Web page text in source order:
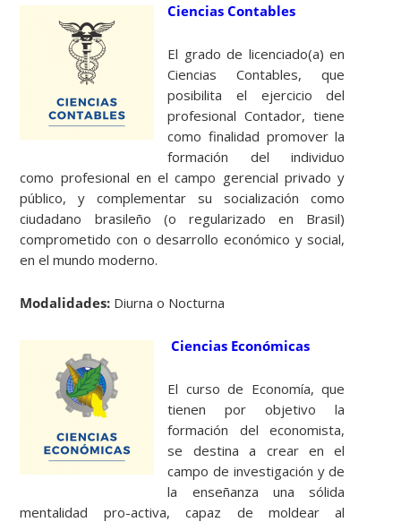
Ciencias Contables
El grado de licenciado(a) en
Ciencias Contables, que
posibilita el ejercicio del
profesional Contador, tiene
como finalidad promover la
formación del individuo
como profesional en el campo gerencial privado y
público, y complementar su socialización como
ciudadano brasileño (o regularizado en Brasil)
comprometido con o desarrollo económico y social,
en el mundo moderno.
Modalidades: Diurna o Nocturna
Ciencias Económicas
El curso de Economía, que
tienen por objetivo la
formación del economista,
se destina a crear en el
campo de investigación y de
la enseñanza una sólida
mentalidad pro-activa, capaz de moldear al